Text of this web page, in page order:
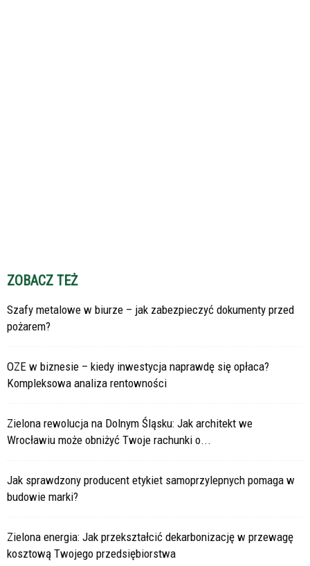
ZOBACZ TEŻ
Szafy metalowe w biurze – jak zabezpieczyć dokumenty przed
pożarem?
OZE w biznesie – kiedy inwestycja naprawdę się opłaca?
Kompleksowa analiza rentowności
Zielona rewolucja na Dolnym Śląsku: Jak architekt we
Wrocławiu może obniżyć Twoje rachunki o...
Jak sprawdzony producent etykiet samoprzylepnych pomaga w
budowie marki?
Zielona energia: Jak przekształcić dekarbonizację w przewagę
kosztową Twojego przedsiębiorstwa